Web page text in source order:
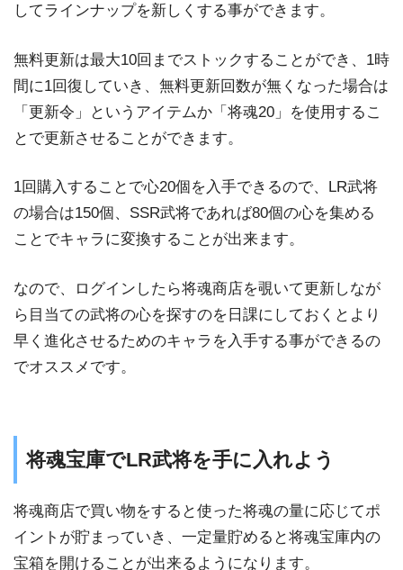
してラインナップを新しくする事ができます。
無料更新は最大10回までストックすることができ、1時
間に1回復していき、無料更新回数が無くなった場合は
「更新令」というアイテムか「将魂20」を使用するこ
とで更新させることができます。
1回購入することで心20個を入手できるので、LR武将
の場合は150個、SSR武将であれば80個の心を集める
ことでキャラに変換することが出来ます。
なので、ログインしたら将魂商店を覗いて更新しなが
ら目当ての武将の心を探すのを日課にしておくとより
早く進化させるためのキャラを入手する事ができるの
でオススメです。
将魂宝庫でLR武将を手に入れよう
将魂商店で買い物をすると使った将魂の量に応じてポ
イントが貯まっていき、一定量貯めると将魂宝庫内の
宝箱を開けることが出来るようになります。